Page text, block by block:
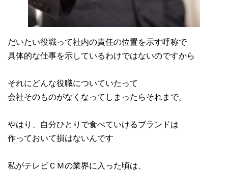
だいたい役職って社内の責任の位置を示す呼称で
具体的な仕事を示しているわけではないのですから
それにどんな役職についていたって
会社そのものがなくなってしまったらそれまで。
やはり、自分ひとりで食べていけるブランドは
作っておいて損はないんです
私がテレビＣＭの業界に入った頃は、